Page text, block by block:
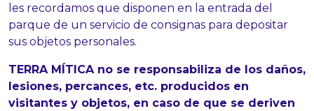
les recordamos que disponen en la entrada del
parque de un servicio de consignas para depositar
sus objetos personales.
TERRA MÍTICA no se responsabiliza de los daños,
lesiones, percances, etc. producidos en
visitantes y objetos, en caso de que se deriven